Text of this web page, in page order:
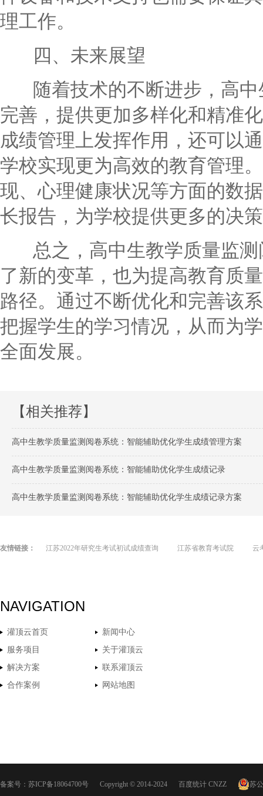
理工作。
四、未来展望
随着技术的不断进步，高中
完善，提供更加多样化和精准
成绩管理上发挥作用，还可以
学校实现更为高效的教育管理
现、心理健康状况等方面的数
长报告，为学校提供更多的决
总之，高中生教学质量监测
了新的变革，也为提高教育质
路径。通过不断优化和完善该
把握学生的学习情况，从而为
全面发展。
【相关推荐】
高中生教学质量监测阅卷系统：智能辅助优化学生成绩管理方案
高中生教学质量监测阅卷系统：智能辅助优化学生成绩记录
高中生教学质量监测阅卷系统：智能辅助优化学生成绩记录方案
友情链接： 江苏2022年研究生考试初试成绩查询 江苏省教育考试院 云
NAVIGATION
灌顶云首页
新闻中心
服务项目
关于灌顶云
解决方案
联系灌顶云
合作案例
网站地图
备案号： 苏ICP备18064700号 Copyright © 2014-2024 百度统计 CNZZ 苏